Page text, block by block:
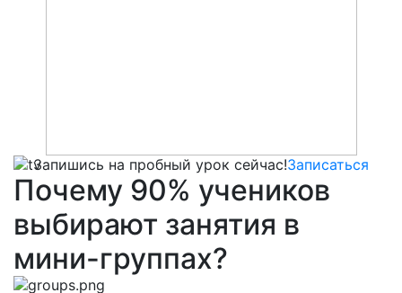
Запишись на пробный урок сейчас!Записаться
Почему 90% учеников
выбирают занятия в
мини-группах?